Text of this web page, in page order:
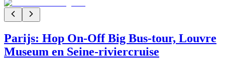
Parijs: Hop On-Off Big Bus-tour, Louvre
Museum en Seine-riviercruise